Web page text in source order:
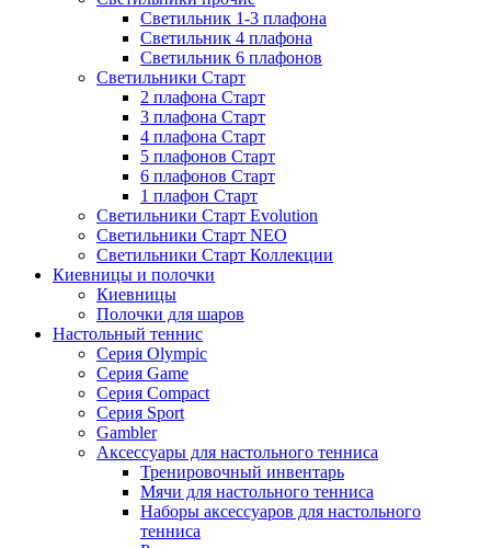
Светильник 1-3 плафона
Светильник 4 плафона
Светильник 6 плафонов
Светильники Старт
2 плафона Старт
3 плафона Старт
4 плафона Старт
5 плафонов Старт
6 плафонов Старт
1 плафон Старт
Светильники Старт Evolution
Светильники Старт NEO
Светильники Старт Коллекции
Киевницы и полочки
Киевницы
Полочки для шаров
Настольный теннис
Серия Olympic
Серия Game
Серия Compact
Серия Sport
Gambler
Аксессуары для настольного тенниса
Тренировочный инвентарь
Мячи для настольного тенниса
Наборы аксессуаров для настольного
тенниса